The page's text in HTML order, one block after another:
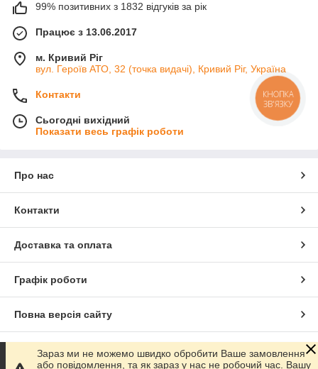
99% позитивних з 1832 відгуків за рік
Працює з 13.06.2017
м. Кривий Ріг
вул. Героїв АТО, 32 (точка видачі), Кривий Ріг, Україна
Контакти
Сьогодні вихідний
Показати весь графік роботи
Про нас
Контакти
Доставка та оплата
Графік роботи
Повна версія сайту
Сайт створено на маркетплейсіProm.ua
Зараз ми не можемо швидко обробити Ваше замовлення
або повідомлення, та як зараз у нас не робочий час. Вашу
КНОПКА
ЗВ'ЯЗКУ